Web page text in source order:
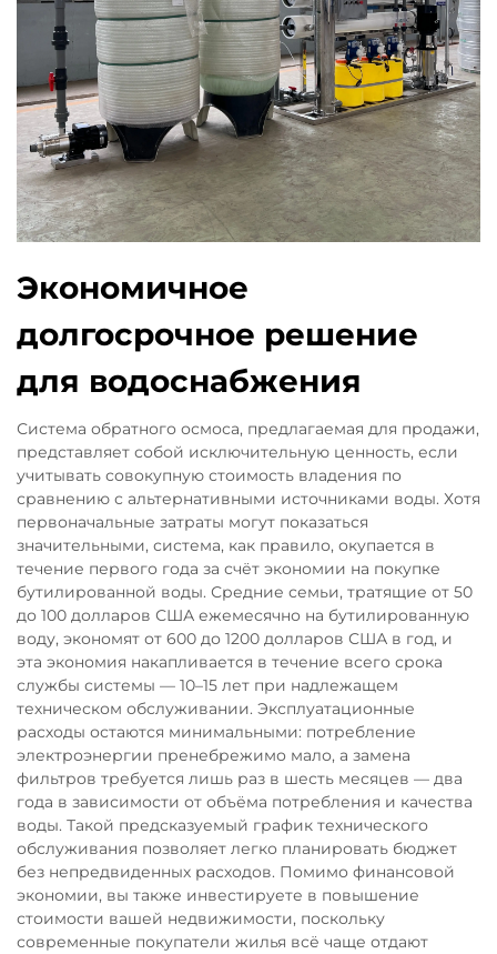
Экономичное
долгосрочное решение
для водоснабжения
Система обратного осмоса, предлагаемая для продажи,
представляет собой исключительную ценность, если
учитывать совокупную стоимость владения по
сравнению с альтернативными источниками воды. Хотя
первоначальные затраты могут показаться
значительными, система, как правило, окупается в
течение первого года за счёт экономии на покупке
бутилированной воды. Средние семьи, тратящие от 50
до 100 долларов США ежемесячно на бутилированную
воду, экономят от 600 до 1200 долларов США в год, и
эта экономия накапливается в течение всего срока
службы системы — 10–15 лет при надлежащем
техническом обслуживании. Эксплуатационные
расходы остаются минимальными: потребление
электроэнергии пренебрежимо мало, а замена
фильтров требуется лишь раз в шесть месяцев — два
года в зависимости от объёма потребления и качества
воды. Такой предсказуемый график технического
обслуживания позволяет легко планировать бюджет
без непредвиденных расходов. Помимо финансовой
экономии, вы также инвестируете в повышение
стоимости вашей недвижимости, поскольку
современные покупатели жилья всё чаще отдают